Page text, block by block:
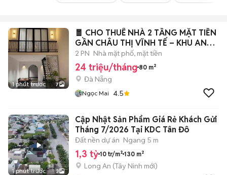
1 phút trước 7
🧧 CHO THUÊ NHÀ 2 TẦNG MẶT TIỀN
GẦN CHÂU THỊ VĨNH TẾ – KHU AN
THƯỢNG
2 PN Nhà mặt phố, mặt tiền
24 triệu/tháng 80 m²
Đà Nẵng
Ngọc Mai 4.5
1 phút trước 3
Cập Nhật Sản Phẩm Giá Rẻ Khách Gửi
Tháng 7/2026 Tại KDC Tân Đô
Đất nền dự án Ngang 5 m
1,3 tỷ 10 tr/m² 130 m²
Long An (Tây Ninh mới)